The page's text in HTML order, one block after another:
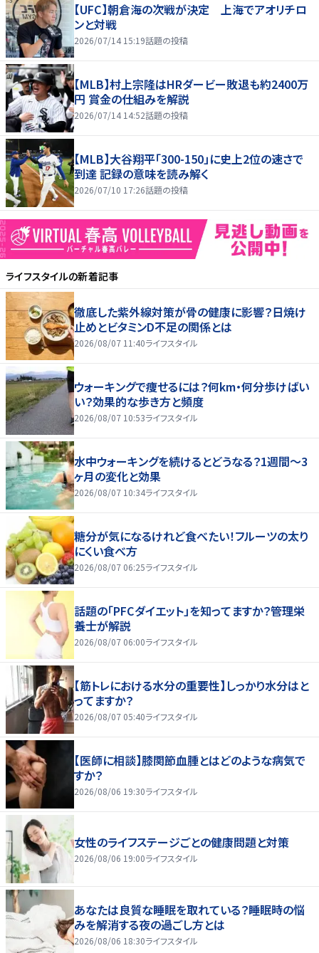
【UFC】朝倉海の次戦が決定 上海でアオリチロ
ンと対戦
2026/07/14 15:19話題の投稿
【MLB】村上宗隆はHRダービー敗退も約2400万
円 賞金の仕組みを解説
2026/07/14 14:52話題の投稿
【MLB】大谷翔平「300-150」に史上2位の速さで
到達 記録の意味を読み解く
2026/07/10 17:26話題の投稿
ライフスタイルの新着記事
徹底した紫外線対策が骨の健康に影響？日焼け
止めとビタミンD不足の関係とは
2026/08/07 11:40ライフスタイル
ウォーキングで痩せるには？何km・何分歩けばい
い？効果的な歩き方と頻度
2026/08/07 10:53ライフスタイル
水中ウォーキングを続けるとどうなる？1週間～3
ヶ月の変化と効果
2026/08/07 10:34ライフスタイル
糖分が気になるけれど食べたい！フルーツの太り
にくい食べ方
2026/08/07 06:25ライフスタイル
話題の「PFCダイエット」を知ってますか？管理栄
養士が解説
2026/08/07 06:00ライフスタイル
【筋トレにおける水分の重要性】しっかり水分はと
ってますか？
2026/08/07 05:40ライフスタイル
【医師に相談】膝関節血腫とはどのような病気で
すか？
2026/08/06 19:30ライフスタイル
女性のライフステージごとの健康問題と対策
2026/08/06 19:00ライフスタイル
あなたは良質な睡眠を取れている？睡眠時の悩
みを解消する夜の過ごし方とは
2026/08/06 18:30ライフスタイル